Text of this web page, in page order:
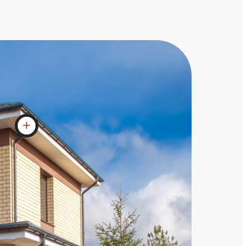
дверь
на период строительства дома